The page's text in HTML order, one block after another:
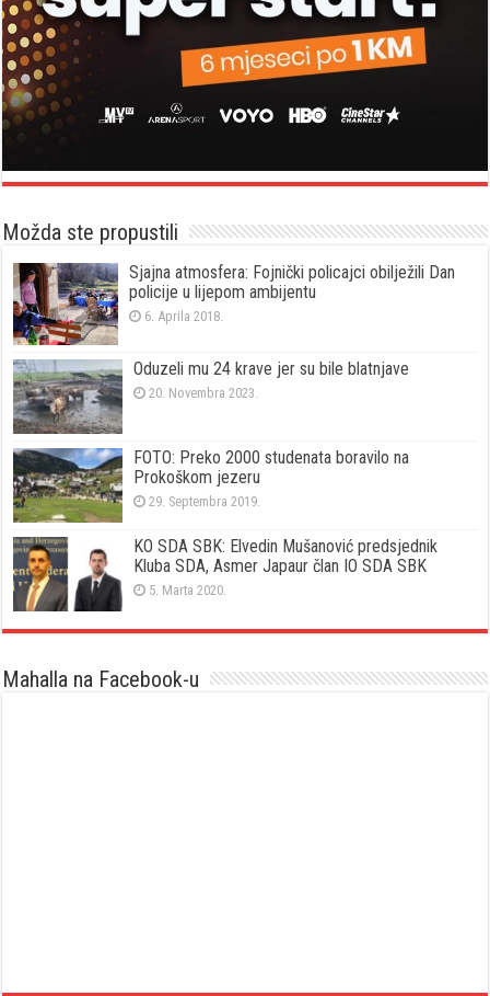
Možda ste propustili
Sjajna atmosfera: Fojnički policajci obilježili Dan
policije u lijepom ambijentu
6. Aprila 2018.
Oduzeli mu 24 krave jer su bile blatnjave
20. Novembra 2023.
FOTO: Preko 2000 studenata boravilo na
Prokoškom jezeru
29. Septembra 2019.
KO SDA SBK: Elvedin Mušanović predsjednik
Kluba SDA, Asmer Japaur član IO SDA SBK
5. Marta 2020.
Mahalla na Facebook-u